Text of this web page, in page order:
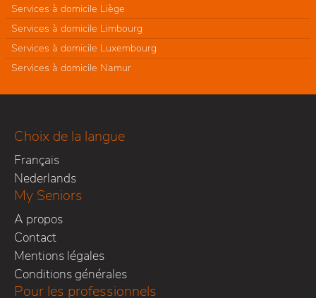
Services à domicile Liège
Services à domicile Limbourg
Services à domicile Luxembourg
Services à domicile Namur
Choix de la langue
Français
Nederlands
My Seniors
A propos
Contact
Mentions légales
Conditions générales
Pour les professionnels